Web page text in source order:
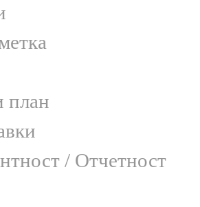
план
/ Отчетност